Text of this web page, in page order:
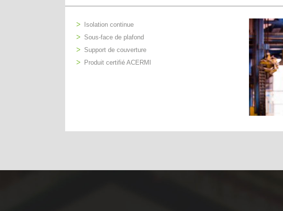
Isolation continue
Sous-face de plafond
Support de couverture
Produit certifié ACERMI